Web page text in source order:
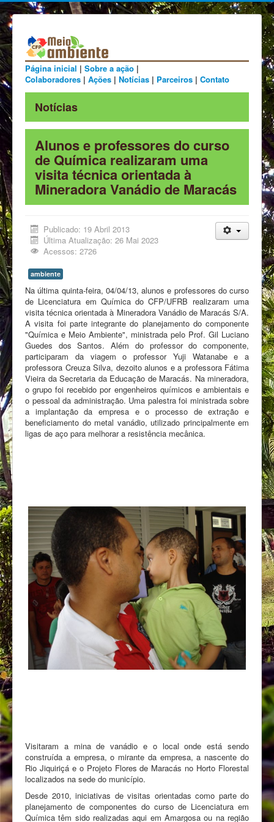
Página inicial | Sobre a ação |
Colaboradores | Ações | Notícias | Parceiros | Contato
Notícias
Alunos e professores do curso
de Química realizaram uma
visita técnica orientada à
Mineradora Vanádio de Maracás
Publicado: 19 Abril 2013
Última Atualização: 26 Mai 2023
Acessos: 2726
ambiente
Na última quinta-feira, 04/04/13, alunos e professores do curso
de Licenciatura em Química do CFP/UFRB realizaram uma
visita técnica orientada à Mineradora Vanádio de Maracás S/A.
A visita foi parte integrante do planejamento do componente
"Química e Meio Ambiente", ministrada pelo Prof. Gil Luciano
Guedes dos Santos. Além do professor do componente,
participaram da viagem o professor Yuji Watanabe e a
professora Creuza Silva, dezoito alunos e a professora Fátima
Vieira da Secretaria da Educação de Maracás. Na mineradora,
o grupo foi recebido por engenheiros químicos e ambientais e
o pessoal da administração. Uma palestra foi ministrada sobre
a implantação da empresa e o processo de extração e
beneficiamento do metal vanádio, utilizado principalmente em
ligas de aço para melhorar a resistência mecânica.
Visitaram a mina de vanádio e o local onde está sendo
construída a empresa, o mirante da empresa, a nascente do
Rio Jiquiriçá e o Projeto Flores de Maracás no Horto Florestal
localizados na sede do município.
Desde 2010, iniciativas de visitas orientadas como parte do
planejamento de componentes do curso de Licenciatura em
Química têm sido realizadas aqui em Amargosa ou na região